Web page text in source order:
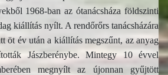
1968-ban az ótanácsháza földszinti
kiállítás nyílt. A rendőrőrs tanácsházára
öt év után a kiállítás megszűnt, az anyag
Jászberénybe. Mintegy 10 évvel
megnyílt az újonnan gyűjtött